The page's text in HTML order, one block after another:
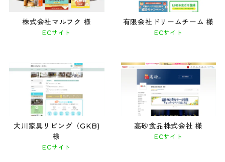
株式会社マルフク 様
ECサイト
有限会社ドリームチーム 様
ECサイト
大川家具リビング（GKB)
様
ECサイト
高砂食品株式会社 様
ECサイト